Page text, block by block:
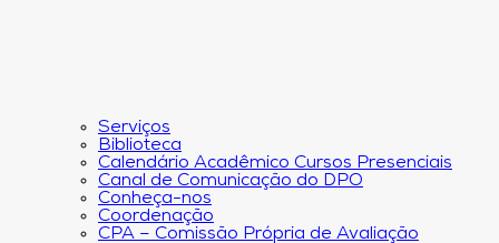
Serviços
Biblioteca
Calendário Acadêmico Cursos Presenciais
Canal de Comunicação do DPO
Conheça-nos
Coordenação
CPA – Comissão Própria de Avaliação